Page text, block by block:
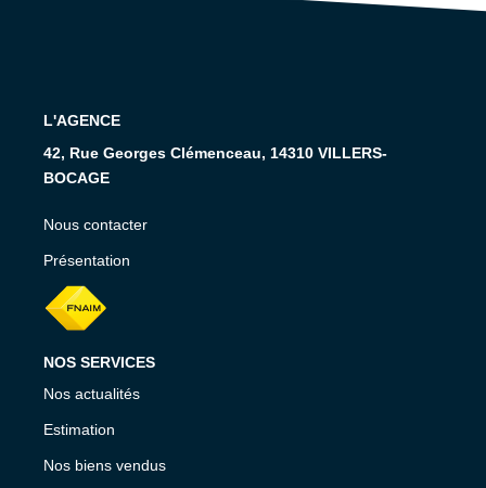
L'AGENCE
42, Rue Georges Clémenceau, 14310 VILLERS-
BOCAGE
Nous contacter
Présentation
NOS SERVICES
Nos actualités
Estimation
Nos biens vendus